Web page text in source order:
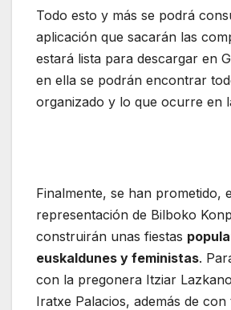
Todo esto y más se podrá
aplicación que sacarán las
estará lista para descargar en
en ella se podrán encontrar
organizado y lo que ocurre en
Finalmente, se han prometido,
representación de Bilboko
construirán unas fiestas
euskaldunes y feministas.
con la pregonera Itziar
Iratxe Palacios, además de con